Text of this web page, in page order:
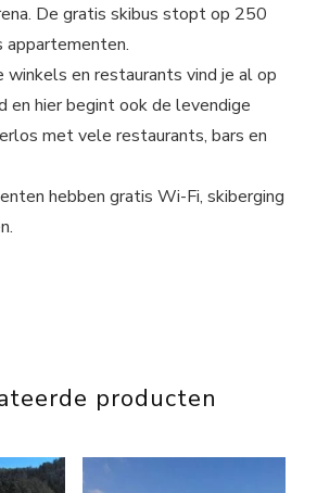
De gratis skibus stopt op 250
appartementen.
en restaurants vind je al op
en hier begint ook de levendige
met vele restaurants, bars en
hebben gratis Wi-Fi, skiberging
producten